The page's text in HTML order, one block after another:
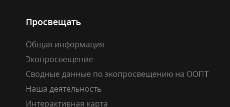
Просвещать
Общая информация
Экопросвещение
Сводные данные по экопросвещению на ООПТ
Наша деятельность
Интерактивная карта